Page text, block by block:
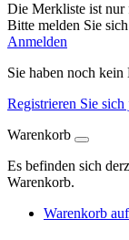
Die Merkliste ist nur
Bitte melden Sie
Anmelden
Sie haben noch kein
Registrieren Sie sich
Warenkorb
Es befinden sich
Warenkorb.
Warenkorb